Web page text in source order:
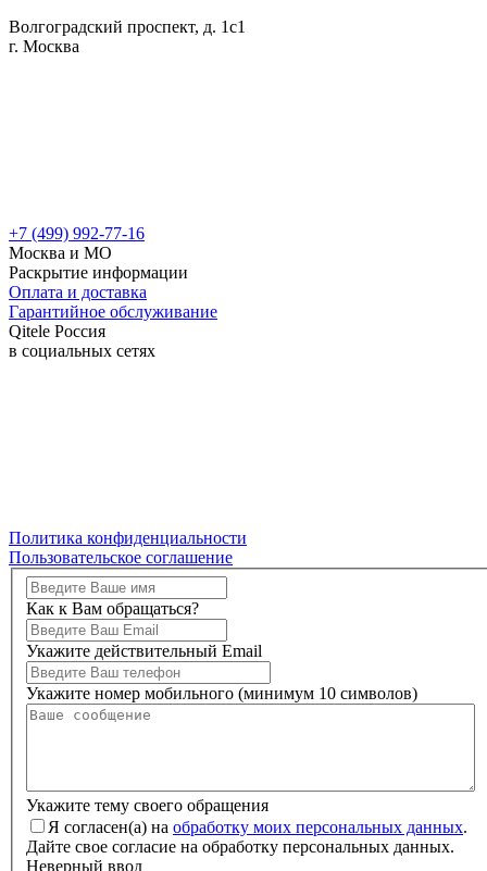
Волгоградский проспект, д. 1с1
г. Москва
+7 (499) 992-77-16
Москва и МО
Раскрытие информации
Оплата и доставка
Гарантийное обслуживание
Qitele Россия
в социальных сетях
Политика конфиденциальности
Пользовательское соглашение
Как к Вам обращаться?
Укажите действительный Email
Укажите номер мобильного (минимум 10 символов)
Укажите тему своего обращения
Я согласен(а) на обработку моих персональных данных.
Дайте свое согласие на обработку персональных данных.
Неверный ввод